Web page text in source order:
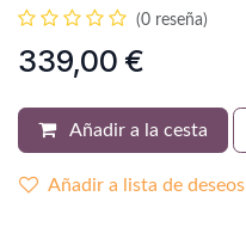
(0 reseña)
339,00 €
Añadir a la cesta
Añadir a lista de deseos